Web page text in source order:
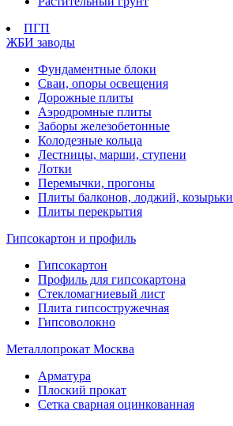
ПГП
ЖБИ заводы
Фундаментные блоки
Сваи, опоры освещения
Дорожные плиты
Аэродромные плиты
Заборы железобетонные
Колодезные кольца
Лестницы, марши, ступени
Лотки
Перемычки, прогоны
Плиты балконов, лоджий, козырьки
Плиты перекрытия
Гипсокартон и профиль
Гипсокартон
Профиль для гипсокартона
Стекломагниевый лист
Плита гипсостружечная
Гипсоволокно
Металлопрокат Москва
Арматура
Плоский прокат
Сетка сварная оцинкованная